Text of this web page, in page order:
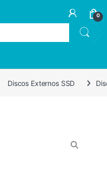
0
Discos Externos SSD